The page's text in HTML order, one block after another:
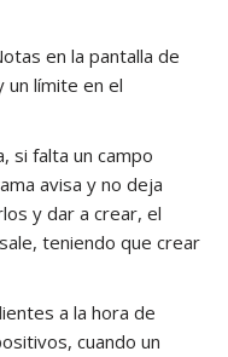
en la pantalla de
un límite en el
si falta un campo
avisa y no deja
y dar a crear, el
teniendo que crear
a la hora de
cuando un